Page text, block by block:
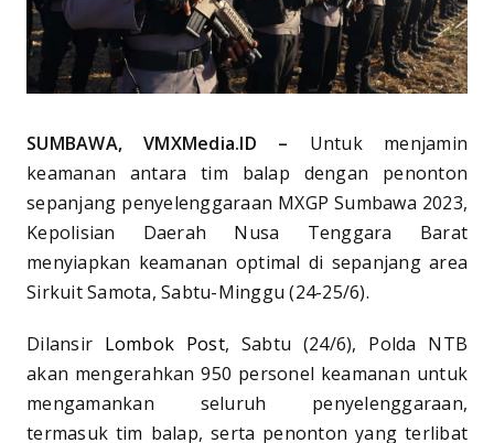
SUMBAWA, VMXMedia.ID – Untuk menjamin
keamanan antara tim balap dengan penonton
sepanjang penyelenggaraan MXGP Sumbawa 2023,
Kepolisian Daerah Nusa Tenggara Barat
menyiapkan keamanan optimal di sepanjang area
Sirkuit Samota, Sabtu-Minggu (24-25/6).
Dilansir Lombok Post, Sabtu (24/6), Polda NTB
akan mengerahkan 950 personel keamanan untuk
mengamankan seluruh penyelenggaraan,
termasuk tim balap, serta penonton yang terlibat